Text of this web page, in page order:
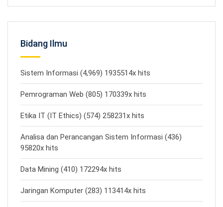
Bidang Ilmu
Sistem Informasi (4,969) 1935514x hits
Pemrograman Web (805) 170339x hits
Etika IT (IT Ethics) (574) 258231x hits
Analisa dan Perancangan Sistem Informasi (436)
95820x hits
Data Mining (410) 172294x hits
Jaringan Komputer (283) 113414x hits